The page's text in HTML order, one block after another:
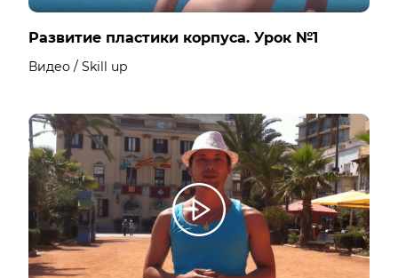
Развитие пластики корпуса. Урок №1
Видео / Skill up